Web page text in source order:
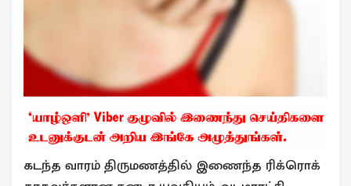
கடந்த வாரம் திருமணத்தில் இணைந்த ரிக்ரொக்